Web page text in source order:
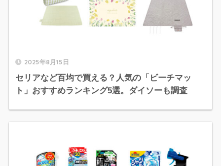
2025年8月15日
セリアなど百均で買える？人気の「ビーチマッ
ト」おすすめランキング5選。ダイソーも調査